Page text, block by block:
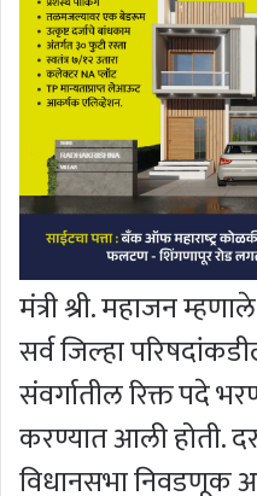
मंत्री श्री. महाजन
सर्व जिल्हा
संवर्गातील रिक्त पदे
करण्यात आली होती.
विधानसभा निवडणूक